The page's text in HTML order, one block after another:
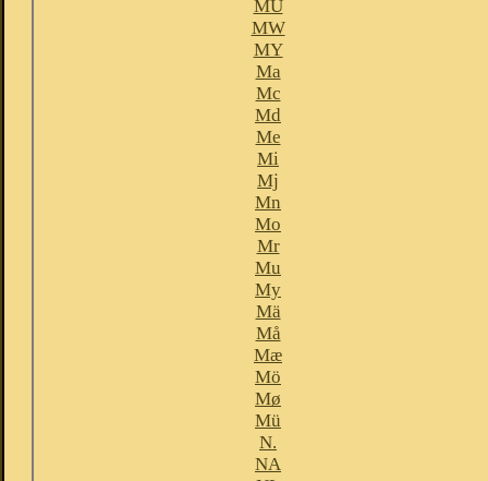
MU
MW
MY
Ma
Mc
Md
Me
Mi
Mj
Mn
Mo
Mr
Mu
My
Mä
Må
Mæ
Mö
Mø
Mü
N.
NA